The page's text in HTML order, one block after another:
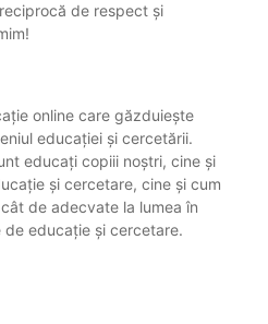
de respect și
online care găzduiește
educației și cercetării.
educați copiii noștri, cine și
și cercetare, cine și cum
de adecvate la lumea în
educație și cercetare.